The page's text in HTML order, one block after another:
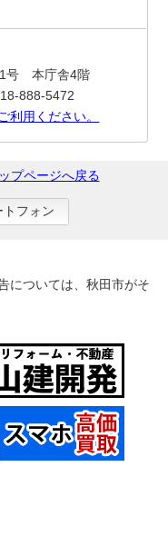
号 本庁舎4階
888-5472
利用ください。
ップページへ戻る
トフォン
については、秋田市がそ